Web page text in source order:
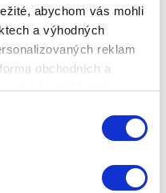
abychom vás mohli
a výhodných
reklam
obchodních a
nebude obtěžující.
%!